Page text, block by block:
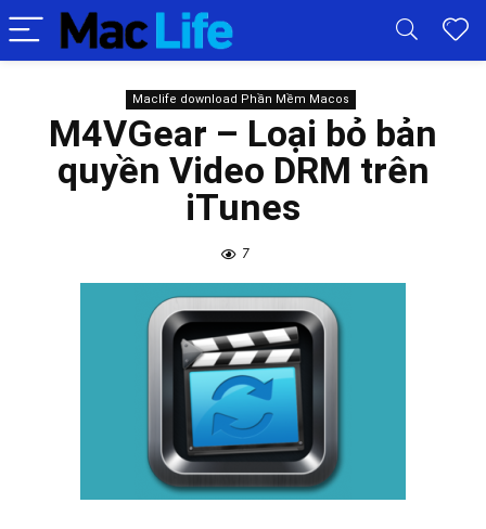
Maclife download Phần Mềm Macos
M4VGear – Loại bỏ bản
quyền Video DRM trên
iTunes
7